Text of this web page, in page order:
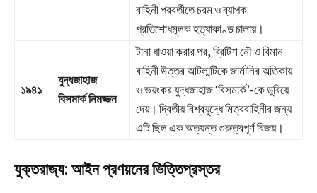
বাহিনী পরবর্তীতে চরম ও ব্যাপক
প্রতিশোধমূলক হত্যাকাণ্ড চালায়।
১৯৪১
যুদ্ধজাহাজ
বিসমার্ক নিমজ্জন
টানা ধাওয়া করার পর, ব্রিটিশ নৌ ও বিমান
বাহিনী উত্তর আটলান্টিকে জার্মানির অতিকায়
ও ভয়ংকর যুদ্ধজাহাজ ‘বিসমার্ক’-কে ডুবিয়ে
দেয়। দ্বিতীয় বিশ্বযুদ্ধে মিত্রবাহিনীর জন্য
এটি ছিল এক অত্যন্ত গুরুত্বপূর্ণ বিজয়।
যুক্তরাজ্য: আইন প্রণয়নের ভিত্তিপ্রস্তর